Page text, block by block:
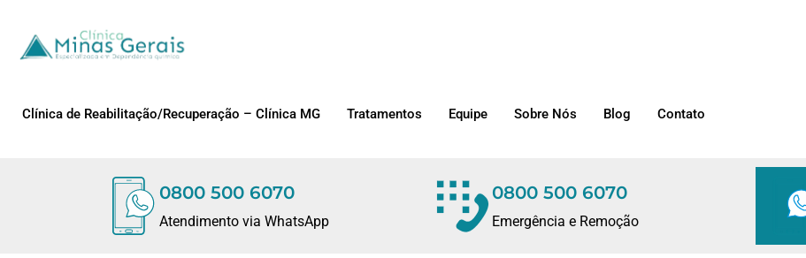
Clínica de Reabilitação/Recuperação – Clínica MG Tratamentos Equipe Sobre Nós Blog Contato
0800 500 6070
Atendimento via WhatsApp
0800 500 6070
Emergência e Remoção